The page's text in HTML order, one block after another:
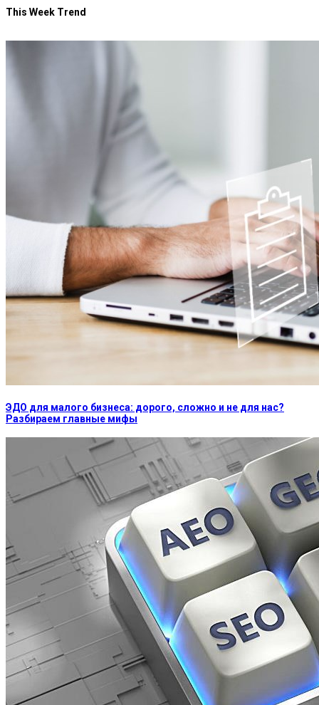
This Week Trend
ЭДО для малого бизнеса: дорого, сложно и не для нас?
Разбираем главные мифы